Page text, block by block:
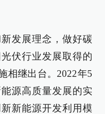
发展理念，做好碳
伏行业发展取得的
相继出台。2022年5
源高质量发展的实
新能源开发利用模